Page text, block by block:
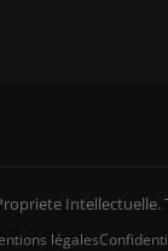
Intellectuelle.
légales